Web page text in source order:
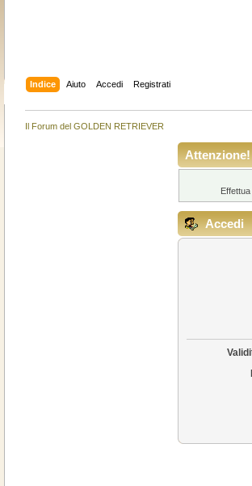
Indice Aiuto Accedi Registrati
Il Forum del GOLDEN RETRIEVER
Attenzione!
Accedi